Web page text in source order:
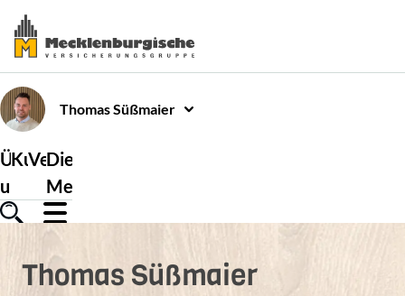
ThomasSüßmaier
Über
uns
Kundenservice
Versicherungen
Die
Mecklenburgische
Thomas Süßmaier